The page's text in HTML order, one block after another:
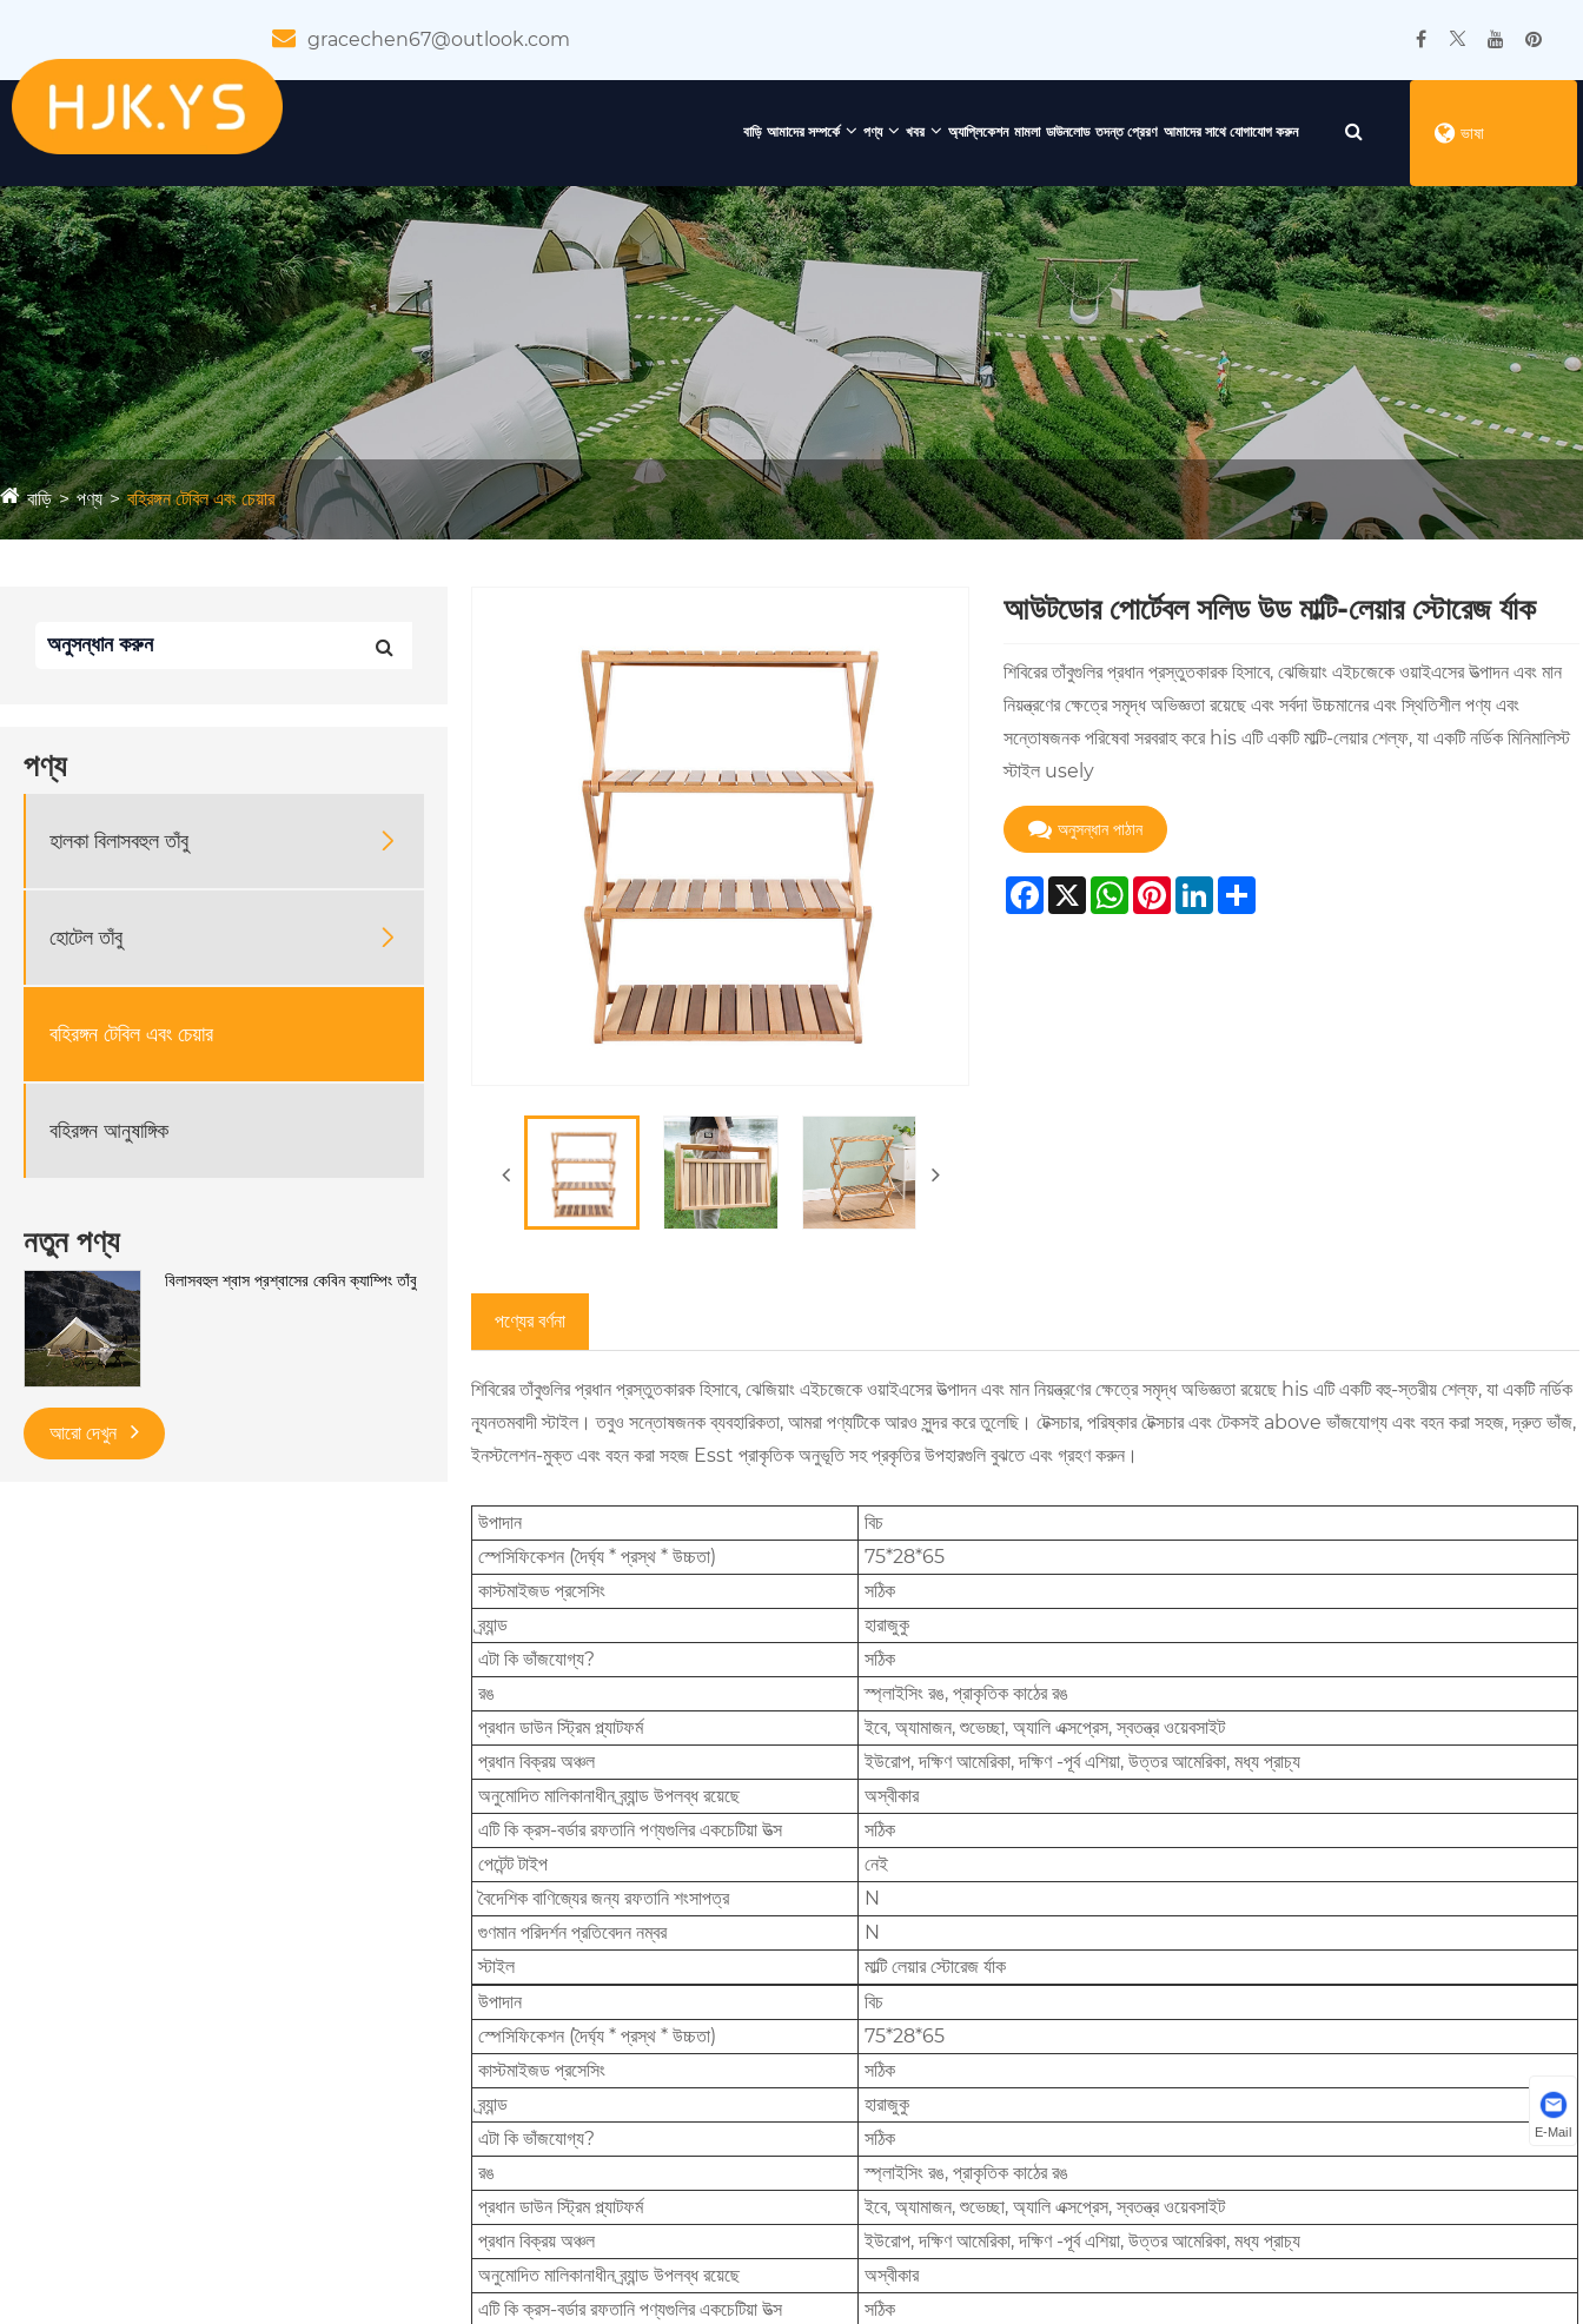
gracechen67@outlook.com
বাড়ি আমাদের সম্পর্কে পণ্য খবর অ্যাপ্লিকেশন মামলা ডাউনলোড তদন্ত প্রেরণ আমাদের সাথে যোগাযোগ করুন ভাষা
বাড়ি পণ্য বহিরঙ্গন টেবিল এবং চেয়ার
পণ্য
হালকা বিলাসবহুল তাঁবু 
হোটেল তাঁবু 
বহিরঙ্গন টেবিল এবং চেয়ার
বহিরঙ্গন আনুষাঙ্গিক
নতুন পণ্য
বিলাসবহুল শ্বাস প্রশ্বাসের কেবিন ক্যাম্পিং তাঁবু
আরো দেখুন
আউটডোর পোর্টেবল সলিড উড মাল্টি-লেয়ার স্টোরেজ র্যাক
শিবিরের তাঁবুগুলির প্রধান প্রস্তুতকারক হিসাবে, ঝেজিয়াং এইচজেকে ওয়াইএসের উত্পাদন এবং মান
নিয়ন্ত্রণের ক্ষেত্রে সমৃদ্ধ অভিজ্ঞতা রয়েছে এবং সর্বদা উচ্চমানের এবং স্থিতিশীল পণ্য এবং
সন্তোষজনক পরিষেবা সরবরাহ করে his এটি একটি মাল্টি-লেয়ার শেল্ফ, যা একটি নর্ডিক মিনিমালিস্ট
স্টাইল usely
অনুসন্ধান পাঠান
Facebook
X WhatsApp
Pinterest
LinkedIn
Share
পণ্যের বর্ণনা
শিবিরের তাঁবুগুলির প্রধান প্রস্তুতকারক হিসাবে, ঝেজিয়াং এইচজেকে ওয়াইএসের উত্পাদন এবং মান নিয়ন্ত্রণের ক্ষেত্রে সমৃদ্ধ অভিজ্ঞতা রয়েছে his এটি একটি বহু-স্তরীয় শেল্ফ, যা একটি নর্ডিক
ন্যূনতমবাদী স্টাইল। তবুও সন্তোষজনক ব্যবহারিকতা, আমরা পণ্যটিকে আরও সুন্দর করে তুলেছি। টেক্সচার, পরিষ্কার টেক্সচার এবং টেকসই above ভাঁজযোগ্য এবং বহন করা সহজ, দ্রুত ভাঁজ,
ইনস্টলেশন-মুক্ত এবং বহন করা সহজ Esst প্রাকৃতিক অনুভূতি সহ প্রকৃতির উপহারগুলি বুঝতে এবং গ্রহণ করুন।
উপাদান
বিচ
স্পেসিফিকেশন (দৈর্ঘ্য * প্রস্থ * উচ্চতা)
75*28*65
কাস্টমাইজড প্রসেসিং
সঠিক
ব্র্যান্ড
হারাজুকু
এটা কি ভাঁজযোগ্য?
সঠিক
রঙ
স্প্লাইসিং রঙ, প্রাকৃতিক কাঠের রঙ
প্রধান ডাউন স্ট্রিম প্ল্যাটফর্ম
ইবে, অ্যামাজন, শুভেচ্ছা, অ্যালি এক্সপ্রেস, স্বতন্ত্র ওয়েবসাইট
প্রধান বিক্রয় অঞ্চল
ইউরোপ, দক্ষিণ আমেরিকা, দক্ষিণ -পূর্ব এশিয়া, উত্তর আমেরিকা, মধ্য প্রাচ্য
অনুমোদিত মালিকানাধীন ব্র্যান্ড উপলব্ধ রয়েছে
অস্বীকার
এটি কি ক্রস-বর্ডার রফতানি পণ্যগুলির একচেটিয়া উত্স
সঠিক
পেটেন্ট টাইপ
নেই
বৈদেশিক বাণিজ্যের জন্য রফতানি শংসাপত্র
N
গুণমান পরিদর্শন প্রতিবেদন নম্বর
N
স্টাইল
মাল্টি লেয়ার স্টোরেজ র্যাক
উপাদান
বিচ
স্পেসিফিকেশন (দৈর্ঘ্য * প্রস্থ * উচ্চতা)
75*28*65
কাস্টমাইজড প্রসেসিং
সঠিক
ব্র্যান্ড
হারাজুকু
এটা কি ভাঁজযোগ্য?
সঠিক
রঙ
স্প্লাইসিং রঙ, প্রাকৃতিক কাঠের রঙ
প্রধান ডাউন স্ট্রিম প্ল্যাটফর্ম
ইবে, অ্যামাজন, শুভেচ্ছা, অ্যালি এক্সপ্রেস, স্বতন্ত্র ওয়েবসাইট
প্রধান বিক্রয় অঞ্চল
ইউরোপ, দক্ষিণ আমেরিকা, দক্ষিণ -পূর্ব এশিয়া, উত্তর আমেরিকা, মধ্য প্রাচ্য
অনুমোদিত মালিকানাধীন ব্র্যান্ড উপলব্ধ রয়েছে
অস্বীকার
এটি কি ক্রস-বর্ডার রফতানি পণ্যগুলির একচেটিয়া উত্স
সঠিক
E-Mail